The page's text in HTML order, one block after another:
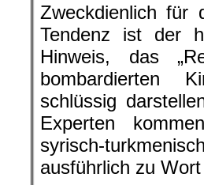
Zweckdienlich für
Tendenz ist der
Hinweis, das
bombardierten
schlüssig
Experten
syrisch-
ausführlich zu Wort